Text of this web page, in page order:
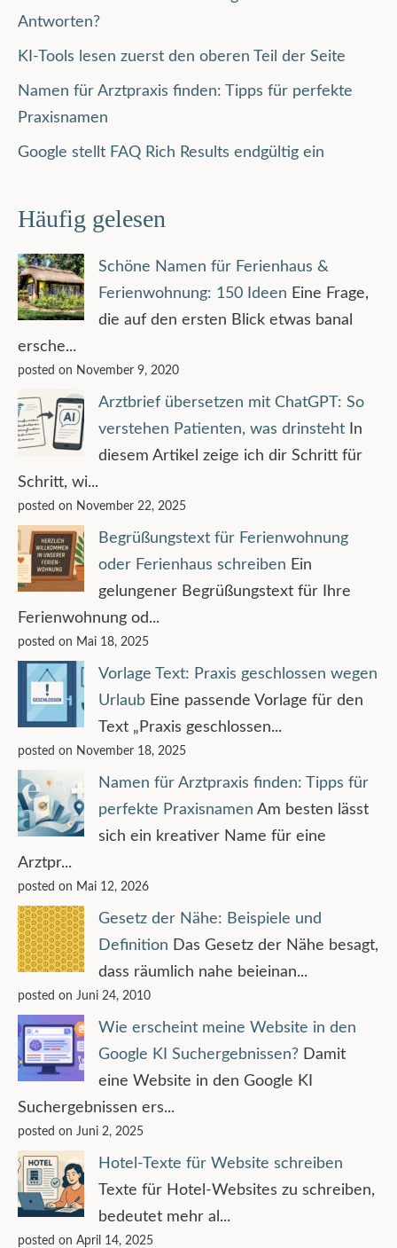
Antworten?
KI-Tools lesen zuerst den oberen Teil der Seite
Namen für Arztpraxis finden: Tipps für perfekte
Praxisnamen
Google stellt FAQ Rich Results endgültig ein
Häufig gelesen
Schöne Namen für Ferienhaus &
Ferienwohnung: 150 Ideen Eine Frage,
die auf den ersten Blick etwas banal
ersche...
posted on November 9, 2020
Arztbrief übersetzen mit ChatGPT: So
verstehen Patienten, was drinsteht
In
diesem Artikel zeige ich dir Schritt für
Schritt, wi...
posted on November 22, 2025
Begrüßungstext für Ferienwohnung
oder Ferienhaus schreiben Ein
gelungener Begrüßungstext für Ihre
Ferienwohnung od...
posted on Mai 18, 2025
Vorlage Text: Praxis geschlossen wegen
Urlaub Eine passende Vorlage für den
Text „Praxis geschlossen...
posted on November 18, 2025
Namen für Arztpraxis finden: Tipps für
perfekte Praxisnamen Am besten lässt
sich ein kreativer Name für eine
Arztpr...
posted on Mai 12, 2026
Gesetz der Nähe: Beispiele und
Definition Das Gesetz der Nähe besagt,
dass räumlich nahe beieinan...
posted on Juni 24, 2010
Wie erscheint meine Website in den
Google KI Suchergebnissen? Damit
eine Website in den Google KI
Suchergebnissen ers...
posted on Juni 2, 2025
Hotel-Texte für Website schreiben
Texte für Hotel-Websites zu schreiben,
bedeutet mehr al...
posted on April 14, 2025